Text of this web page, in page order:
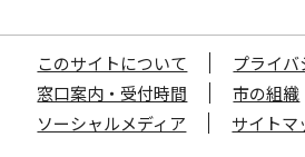
このサイトについて
プライバ
窓口案内・受付時間
市の組織
ソーシャルメディア
サイトマ